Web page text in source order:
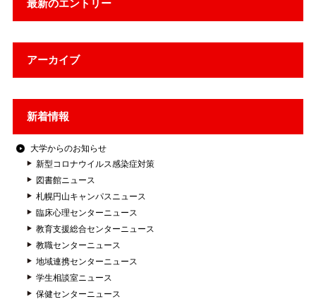
最新のエントリー
アーカイブ
新着情報
大学からのお知らせ
新型コロナウイルス感染症対策
図書館ニュース
札幌円山キャンパスニュース
臨床心理センターニュース
教育支援総合センターニュース
教職センターニュース
地域連携センターニュース
学生相談室ニュース
保健センターニュース